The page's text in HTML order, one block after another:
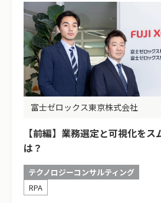
富士ゼロックス東京株式会社
【前編】業務選定と可視化を
は？
テクノロジーコンサルティング
RPA